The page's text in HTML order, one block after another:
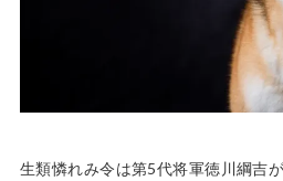
生類憐れみ令は第5代将軍徳川綱吉